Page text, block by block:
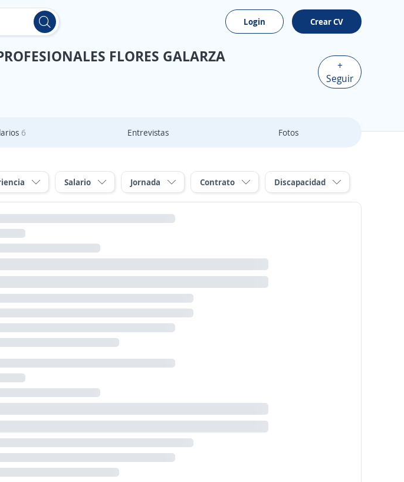
Login Crear CV
FLORES GALARZA
+
Seguir
6 Entrevistas Fotos
Salario Jornada Contrato Discapacidad